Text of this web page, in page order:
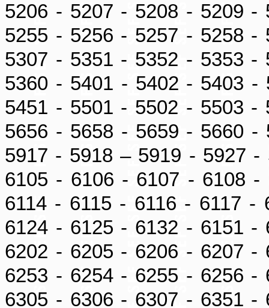
5206 - 5207 - 5208 - 5209
5255 - 5256 - 5257 - 5258
5307 - 5351 - 5352 - 5353
5360 - 5401 - 5402 - 5403
5451 - 5501 - 5502 - 5503
5656 - 5658 - 5659 - 5660
5917 - 5918 – 5919 - 5927
6105 - 6106 - 6107 - 6108
6114 - 6115 - 6116 - 6117
6124 - 6125 - 6132 - 6151
6202 - 6205 - 6206 - 6207
6253 - 6254 - 6255 - 6256
6305 - 6306 - 6307 - 6351